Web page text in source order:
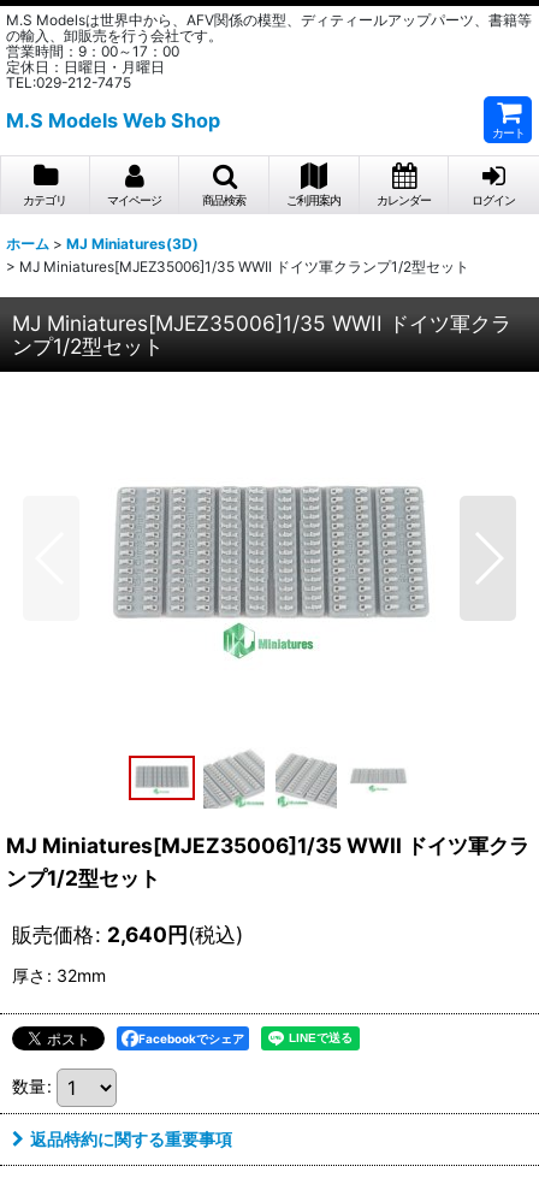
M.S Modelsは世界中から、AFV関係の模型、ディティールアップパーツ、書籍等
の輸入、卸販売を行う会社です。
営業時間：9：00～17：00
定休日：日曜日・月曜日
TEL:029-212-7475
M.S Models Web Shop
カート
カテゴリ マイページ 商品検索 ご利用案内 カレンダー ログイン
ホーム > MJ Miniatures(3D)
> MJ Miniatures[MJEZ35006]1/35 WWII ドイツ軍クランプ1/2型セット
MJ Miniatures[MJEZ35006]1/35 WWII ドイツ軍クラ
ンプ1/2型セット
MJ Miniatures[MJEZ35006]1/35 WWII ドイツ軍クラ
ンプ1/2型セット
販売価格: 2,640円(税込)
厚さ : 32mm
Facebookでシェア
数量:
返品特約に関する重要事項